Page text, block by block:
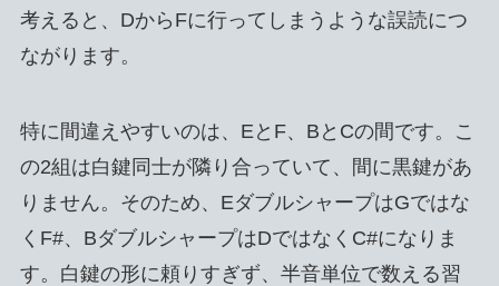
考えると、DからFに行ってしまうような誤読につ
ながります。
特に間違えやすいのは、EとF、BとCの間です。こ
の2組は白鍵同士が隣り合っていて、間に黒鍵があ
りません。そのため、EダブルシャープはGではな
くF#、BダブルシャープはDではなくC#になりま
す。白鍵の形に頼りすぎず、半音単位で数える習